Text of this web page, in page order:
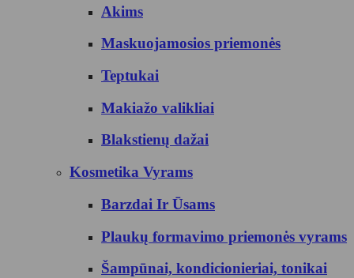
Akims
Maskuojamosios priemonės
Teptukai
Makiažo valikliai
Blakstienų dažai
Kosmetika Vyrams
Barzdai Ir Ūsams
Plaukų formavimo priemonės vyrams
Šampūnai, kondicionieriai, tonikai